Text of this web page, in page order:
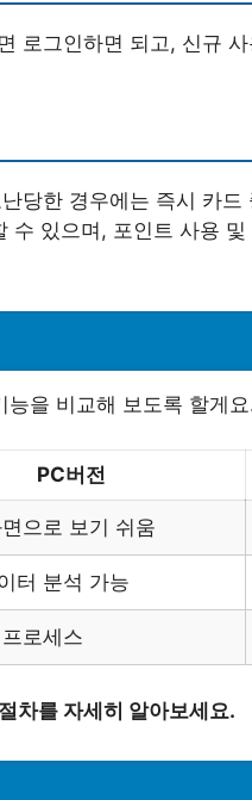
로그인하면 되고, 신규
당한 경우에는 즉시 카
수 있으며, 포인트 사용
능을 비교해 보도록 할게
PC버전
으로 보기 쉬움
터 분석 가능
로세스
차를 자세히 알아보세요.